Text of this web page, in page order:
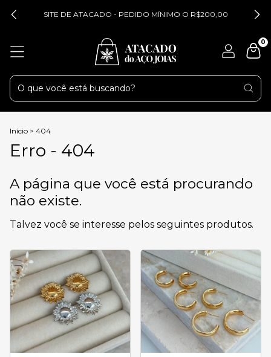
SITE DE ATACADO - PEDIDO MÍNIMO O R$200,00
0
Início > 404
Erro - 404
A página que você está procurando
não existe.
Talvez você se interesse pelos seguintes produtos.